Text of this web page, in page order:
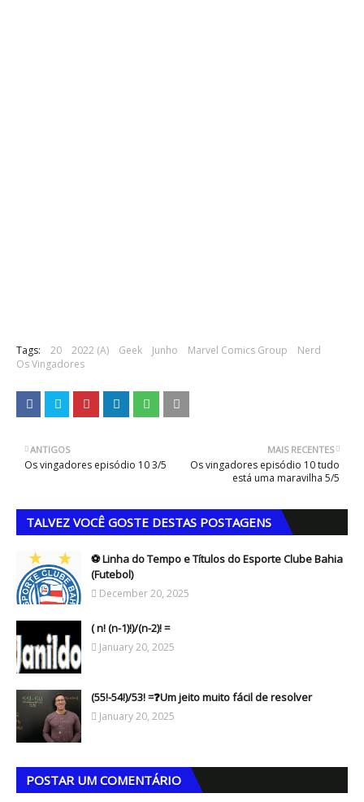
Tags: 20 2022 (A) Geek Junho Marvel Comics Group
Nerd
Os Vingadores
MAIS RECENTES
Os vingadores episódio 10 tudo
está uma maravilha 5/5
ANTIGOS
Os vingadores episódio 10 3/5
TALVEZ VOCÊ GOSTE DESTAS POSTAGENS
⚽ Linha do Tempo e Títulos do Esporte Clube Bahia
(Futebol)
December 20, 2025
( n! (n-1)!)/(n-2)! =
January 20, 2025
(55!-54!)/53! =❓Um jeito muito fácil de resolver
January 20, 2025
POSTAR UM COMENTÁRIO